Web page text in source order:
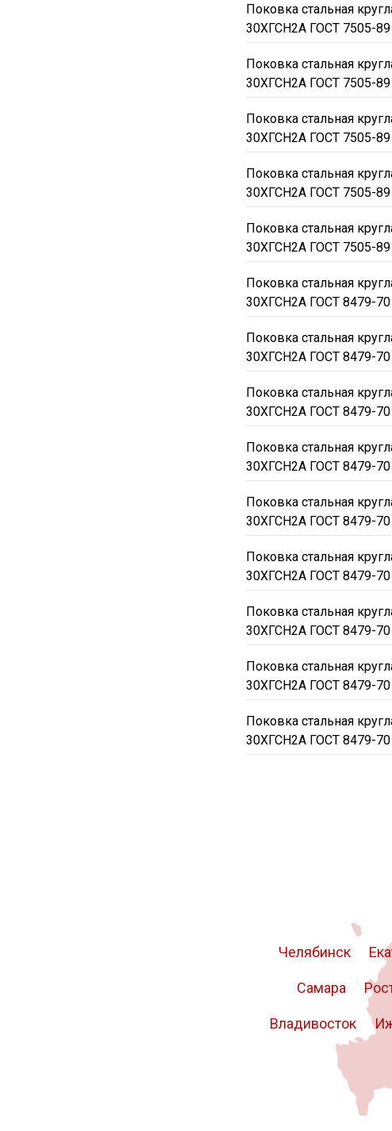
Поковка стальная
30ХГСН2А ГОСТ 7505-89
Поковка стальная
30ХГСН2А ГОСТ 7505-89
Поковка стальная
30ХГСН2А ГОСТ 7505-89
Поковка стальная
30ХГСН2А ГОСТ 7505-89
Поковка стальная
30ХГСН2А ГОСТ 7505-89
Поковка стальная
30ХГСН2А ГОСТ 8479-70
Поковка стальная
30ХГСН2А ГОСТ 8479-70
Поковка стальная
30ХГСН2А ГОСТ 8479-70
Поковка стальная
30ХГСН2А ГОСТ 8479-70
Поковка стальная
30ХГСН2А ГОСТ 8479-70
Поковка стальная
30ХГСН2А ГОСТ 8479-70
Поковка стальная
30ХГСН2А ГОСТ 8479-70
Поковка стальная
30ХГСН2А ГОСТ 8479-70
Поковка стальная
30ХГСН2А ГОСТ 8479-70
Челябинск
Самара
Владивосток